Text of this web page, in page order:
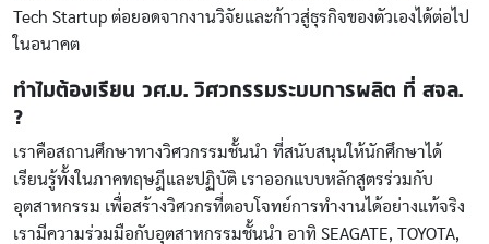
Tech Startup ต่อยอดจากงานวิจัยและก้าวสู่ธุรกิจของตัวเองได้ต่อไป
ในอนาคต
ทำไมต้องเรียน วศ.บ. วิศวกรรมระบบการผลิต ที่ สจล.
?
เราคือสถานศึกษาทางวิศวกรรมชั้นนำ ที่สนับสนุนให้นักศึกษาได้
เรียนรู้ทั้งในภาคทฤษฎีและปฏิบัติ เราออกแบบหลักสูตรร่วมกับ
อุตสาหกรรม เพื่อสร้างวิศวกรที่ตอบโจทย์การทำงานได้อย่างแท้จริง
เรามีความร่วมมือกับอุตสาหกรรมชั้นนำ อาทิ SEAGATE, TOYOTA,